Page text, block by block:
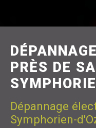
PRÈS DE
Dépannage
Symphorien-